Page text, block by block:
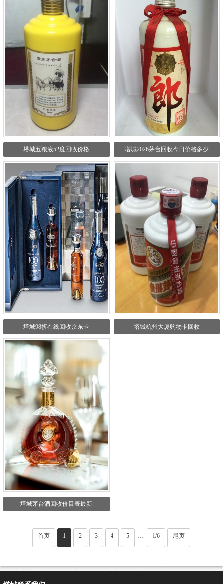
塔城五粮液52度回收价格 塔城2026茅台回收今日价格多少
塔城98折在线回收京东卡 塔城杭州大厦购物卡回收
塔城茅台酒回收价目表最新
首页 1 2 3 4 5 ··· 1/6 尾页